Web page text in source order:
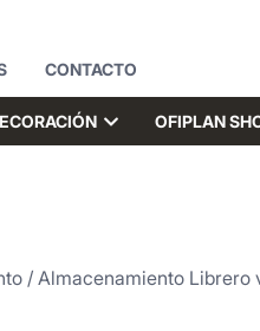
CONTACTO
OFIPLAN
/ Almacenamiento Librero